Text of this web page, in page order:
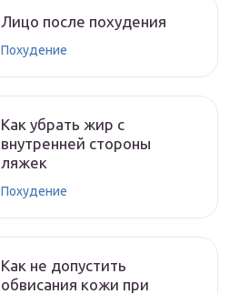
Лицо после похудения
Похудение
Как убрать жир с
внутренней стороны
ляжек
Похудение
Как не допустить
обвисания кожи при